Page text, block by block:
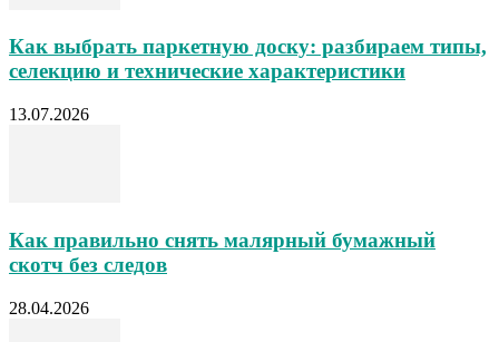
Как выбрать паркетную доску: разбираем типы,
селекцию и технические характеристики
13.07.2026
Как правильно снять малярный бумажный
скотч без следов
28.04.2026